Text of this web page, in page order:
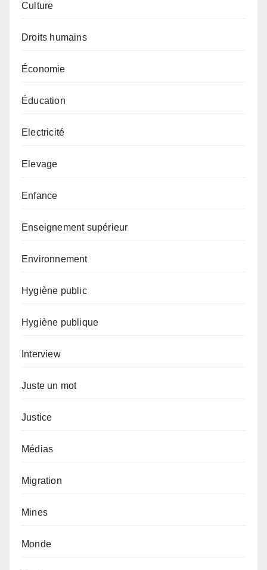
Culture
Droits humains
Économie
Éducation
Electricité
Elevage
Enfance
Enseignement supérieur
Environnement
Hygiène public
Hygiène publique
Interview
Juste un mot
Justice
Médias
Migration
Mines
Monde